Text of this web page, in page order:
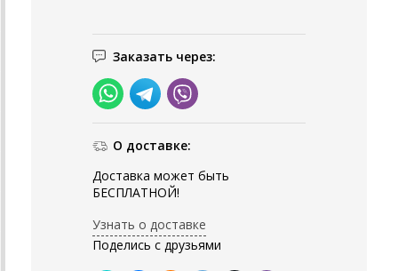
Заказать через:
О доставке:
Доставка может быть
БЕСПЛАТНОЙ!
Узнать о доставке
Поделись с друзьями